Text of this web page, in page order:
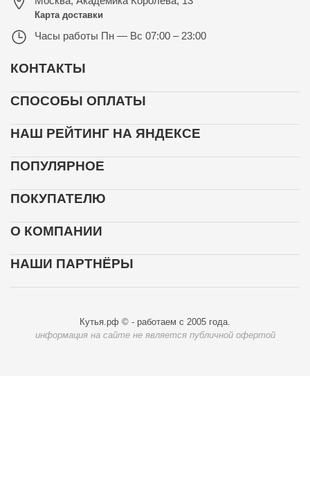
Карта доставки
Часы работы Пн — Вс 07:00 – 23:00
КОНТАКТЫ
СПОСОБЫ ОПЛАТЫ
НАШ РЕЙТИНГ НА ЯНДЕКСЕ
ПОПУЛЯРНОЕ
ПОКУПАТЕЛЮ
О КОМПАНИИ
НАШИ ПАРТНЁРЫ
Кутья.рф © - работаем с 2005 года.
информация на сайте не является публичной офертой